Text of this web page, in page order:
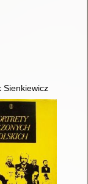
z dzieciństwa w
Sienkiewicz